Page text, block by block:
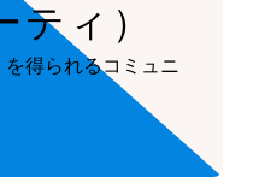
ティ）
を得られるコミュニ